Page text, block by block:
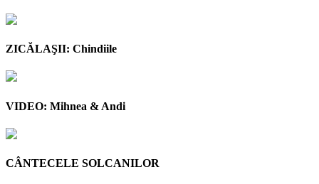
ZICĂLAŞII: Chindiile
VIDEO: Mihnea & Andi
CÂNTECELE SOLCANILOR